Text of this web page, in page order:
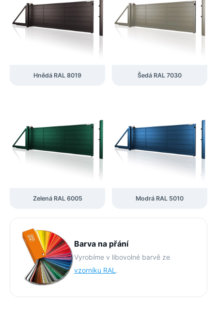
Hnědá RAL 8019 Šedá RAL 7030
Zelená RAL 6005 Modrá RAL 5010
Barva na přání
Vyrobíme v libovolné barvě ze
vzorníku RAL .